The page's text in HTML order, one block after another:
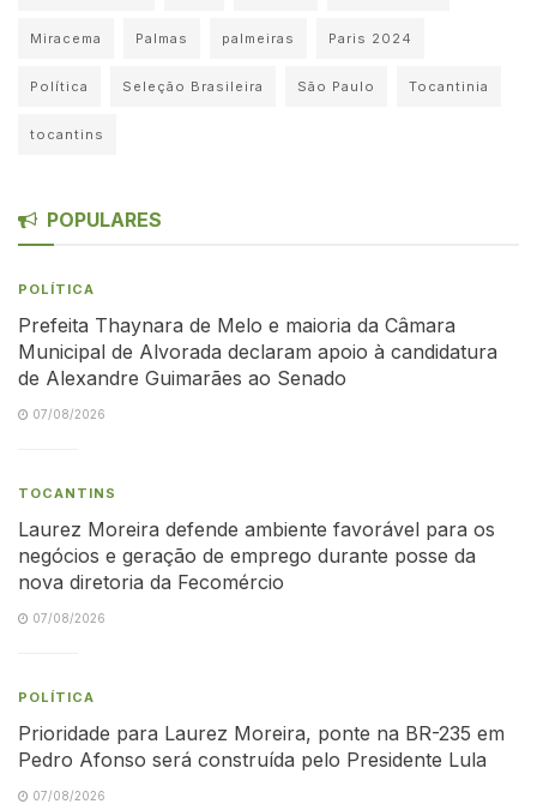
Miracema Palmas palmeiras Paris 2024
Política Seleção Brasileira São Paulo Tocantinia
tocantins
POPULARES
POLÍTICA
Prefeita Thaynara de Melo e maioria da Câmara
Municipal de Alvorada declaram apoio à candidatura
de Alexandre Guimarães ao Senado
07/08/2026
TOCANTINS
Laurez Moreira defende ambiente favorável para os
negócios e geração de emprego durante posse da
nova diretoria da Fecomércio
07/08/2026
POLÍTICA
Prioridade para Laurez Moreira, ponte na BR-235 em
Pedro Afonso será construída pelo Presidente Lula
07/08/2026